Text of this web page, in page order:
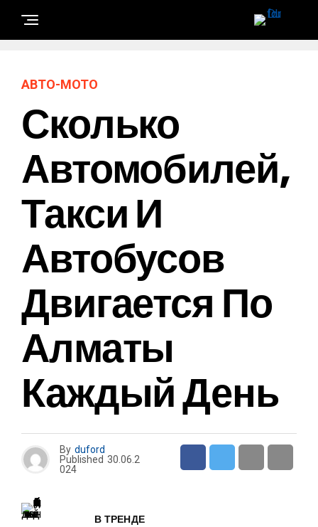
АВТО-МОТО
Сколько
Автомобилей,
Такси И
Автобусов
Двигается По
Алматы
Каждый День
By duford
Published 30.06.2
024
В ТРЕНДЕ